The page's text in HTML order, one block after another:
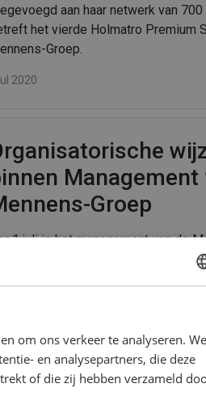
aan haar netwerk van
het vierde Holmatro Premium
Groep.
2020
Management
Groep
1 juli is het management van de
specialist in staalkabel, hijs- en
op organisatorisch
DUTCH
om ons verkeer te analyseren. We
en analysepartners, die deze
of die zij hebben verzameld